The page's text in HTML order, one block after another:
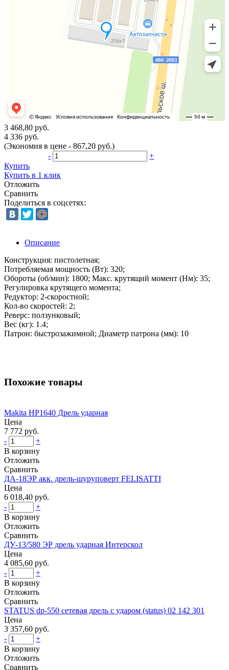
3 468,80 руб.
4 336 руб.
(Экономия в цене - 867,20 руб.)
-
+
Купить
Купить в 1 клик
Отложить
Сравнить
Поделиться в соцсетях:
Описание
Конструкция: пистолетная;
Потребляемая мощность (Вт): 320;
Обороты (об/мин): 1800; Макс. крутящий момент (Нм): 35;
Регулировка крутящего момента;
Редуктор: 2-скоростной;
Кол-во скоростей: 2;
Реверс: ползунковый;
Вес (кг): 1.4;
Патрон: быстрозажимной; Диаметр патрона (мм): 10
Похожие товары
Makita HP1640 Дрель ударная
Цена
7 772 руб.
-
+
В корзину
Отложить
Сравнить
ДА-18ЭР акк. дрель-шуруповерт FELISATTI
Цена
6 018,40 руб.
-
+
В корзину
Отложить
Сравнить
ДУ-13/580 ЭР дрель ударная Интерскол
Цена
4 085,60 руб.
-
+
В корзину
Отложить
Сравнить
STATUS dp-550 сетевая дрель с ударом (status) 02 142 301
Цена
3 357,60 руб.
-
+
В корзину
Отложить
Сравнить